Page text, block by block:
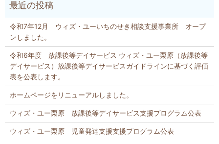
令和7年12月 ウィズ・ユーいちのせき相談支援事業所 オープ
ンしました。
令和6年度 放課後等デイサービス ウィズ・ユー栗原（放課後等
デイサービス）放課後等デイサービスガイドラインに基づく評価
表を公表します。
ホームページをリニューアルしました。
ウィズ・ユー栗原 放課後等デイサービス支援プログラム公表
ウィズ・ユー栗原 児童発達支援支援プログラム公表